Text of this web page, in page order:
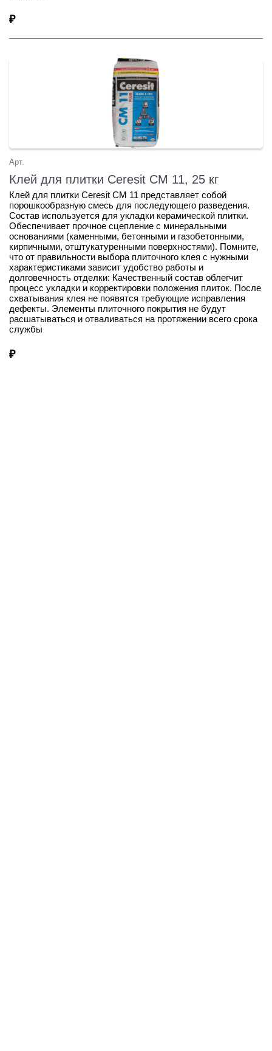
₽
Арт.
Клей для плитки Сeresit СМ 11, 25 кг
Клей для плитки Сeresit СМ 11 представляет собой
порошкообразную смесь для последующего разведения.
Состав используется для укладки керамической плитки.
Обеспечивает прочное сцепление с минеральными
основаниями (каменными, бетонными и газобетонными,
кирпичными, отштукатуренными поверхностями). Помните,
что от правильности выбора плиточного клея с нужными
характеристиками зависит удобство работы и
долговечность отделки: Качественный состав облегчит
процесс укладки и корректировки положения плиток. После
схватывания клея не появятся требующие исправления
дефекты. Элементы плиточного покрытия не будут
расшатываться и отваливаться на протяжении всего срока
службы
₽